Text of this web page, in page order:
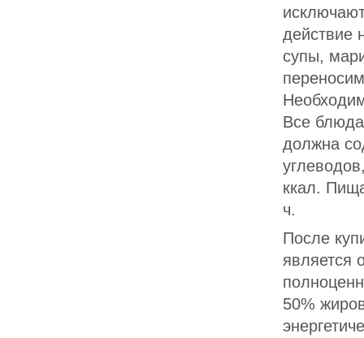
действие
супы,
Все
должна
ккал.
ч.
После
является
50%